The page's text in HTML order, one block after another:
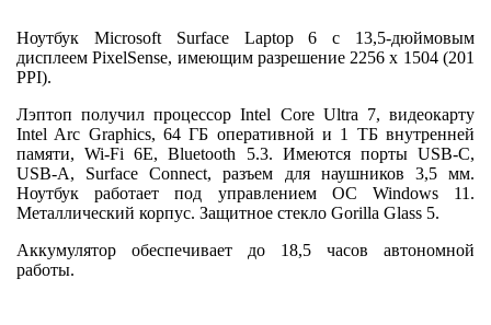
Ноутбук Microsoft Surface Laptop 6 с 13,5-дюймовым
дисплеем PixelSense, имеющим разрешение 2256 x 1504 (201
PPI).
Лэптоп получил процессор Intel Core Ultra 7, видеокарту
Intel Arc Graphics, 64 ГБ оперативной и 1 ТБ внутренней
памяти, Wi-Fi 6E, Bluetooth 5.3. Имеются порты USB-C,
USB-A, Surface Connect, разъем для наушников 3,5 мм.
Ноутбук работает под управлением ОС Windows 11.
Металлический корпус. Защитное стекло Gorilla Glass 5.
Аккумулятор обеспечивает до 18,5 часов автономной
работы.